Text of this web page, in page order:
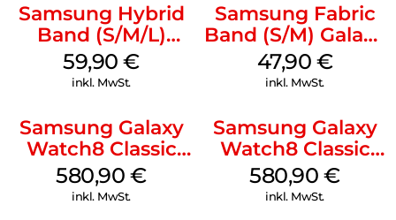
Samsung Hybrid
Band (S/M/L)
Galaxy
Watch8/Watch8
59,90€
inkl. MwSt.
Samsung Fabric
Band (S/M) Galaxy
Watch8/Watch8
Classic Red
47,90 €
inkl. MwSt.
Samsung Galaxy
Watch8 Classic
White
580,90€
inkl. MwSt.
Samsung Galaxy
Watch8 Classic
Black
580,90€
inkl. MwSt.